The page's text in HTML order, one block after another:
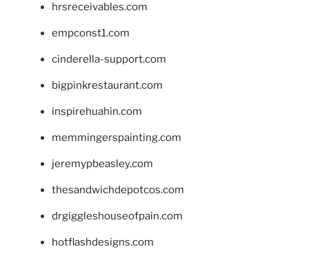
hrsreceivables.com
empconst1.com
cinderella-support.com
bigpinkrestaurant.com
inspirehuahin.com
memmingerspainting.com
jeremypbeasley.com
thesandwichdepotcos.com
drgiggleshouseofpain.com
hotflashdesigns.com